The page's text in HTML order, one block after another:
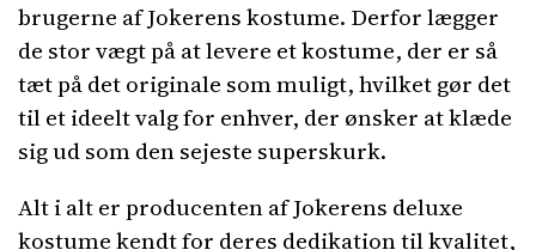
brugerne af Jokerens kostume. Derfor lægger
de stor vægt på at levere et kostume, der er så
tæt på det originale som muligt, hvilket gør det
til et ideelt valg for enhver, der ønsker at klæde
sig ud som den sejeste superskurk.
Alt i alt er producenten af Jokerens deluxe
kostume kendt for deres dedikation til kvalitet,